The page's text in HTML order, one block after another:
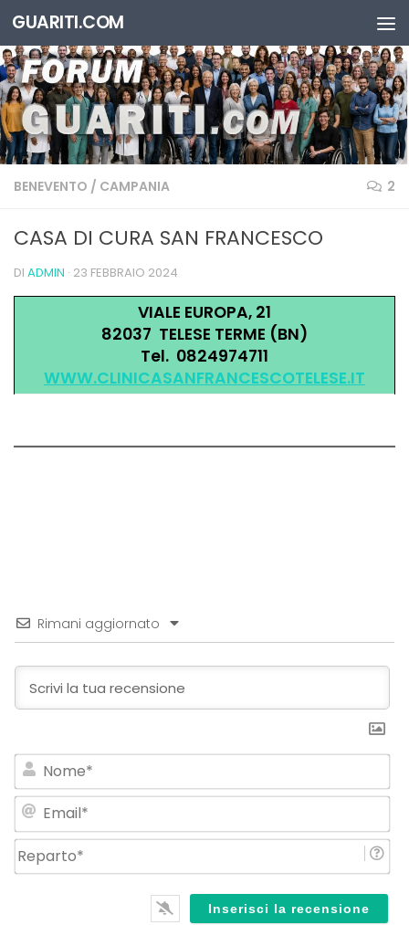
Salta al contenuto
GUARITI.COM
BENEVENTO / CAMPANIA 2
CASA DI CURA SAN FRANCESCO
DI ADMIN · 23 FEBBRAIO 2024
VIALE EUROPA, 21
82037 TELESE TERME (BN)
Tel. 0824974711
WWW.CLINICASANFRANCESCOTELESE.IT
Rimani aggiornato